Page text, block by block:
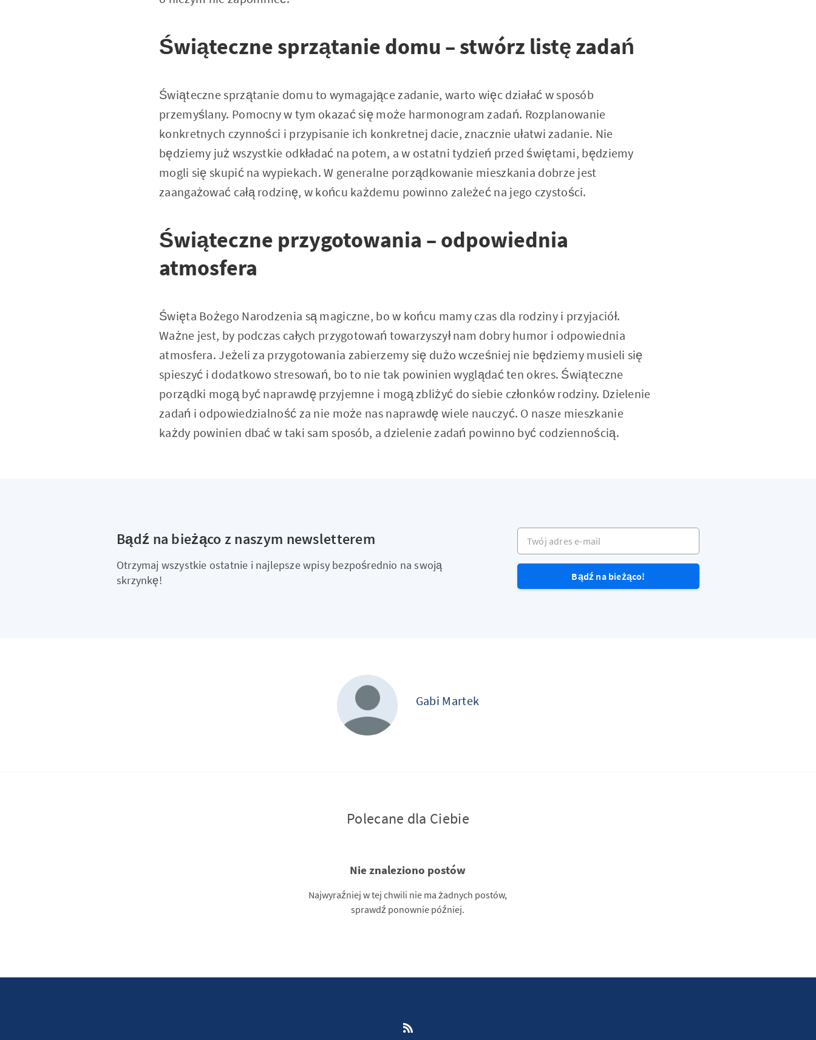
Świąteczne sprzątanie domu – stwórz listę zadań
Świąteczne sprzątanie domu to wymagające zadanie, warto więc działać w sposób
przemyślany. Pomocny w tym okazać się może harmonogram zadań. Rozplanowanie
konkretnych czynności i przypisanie ich konkretnej dacie, znacznie ułatwi zadanie. Nie
będziemy już wszystkie odkładać na potem, a w ostatni tydzień przed świętami, będziemy
mogli się skupić na wypiekach. W generalne porządkowanie mieszkania dobrze jest
zaangażować całą rodzinę, w końcu każdemu powinno zależeć na jego czystości.
Świąteczne przygotowania – odpowiednia
atmosfera
Święta Bożego Narodzenia są magiczne, bo w końcu mamy czas dla rodziny i przyjaciół.
Ważne jest, by podczas całych przygotowań towarzyszył nam dobry humor i odpowiednia
atmosfera. Jeżeli za przygotowania zabierzemy się dużo wcześniej nie będziemy musieli się
spieszyć i dodatkowo stresowań, bo to nie tak powinien wyglądać ten okres. Świąteczne
porządki mogą być naprawdę przyjemne i mogą zbliżyć do siebie członków rodziny. Dzielenie
zadań i odpowiedzialność za nie może nas naprawdę wiele nauczyć. O nasze mieszkanie
każdy powinien dbać w taki sam sposób, a dzielenie zadań powinno być codziennością.
Bądź na bieżąco z naszym newsletterem
Otrzymaj wszystkie ostatnie i najlepsze wpisy bezpośrednio na swoją
skrzynkę!
Twój adres e-mail
Bądź na bieżąco!
Gabi Martek
Polecane dla Ciebie
Nie znaleziono postów
Najwyraźniej w tej chwili nie ma żadnych postów,
sprawdź ponownie później.